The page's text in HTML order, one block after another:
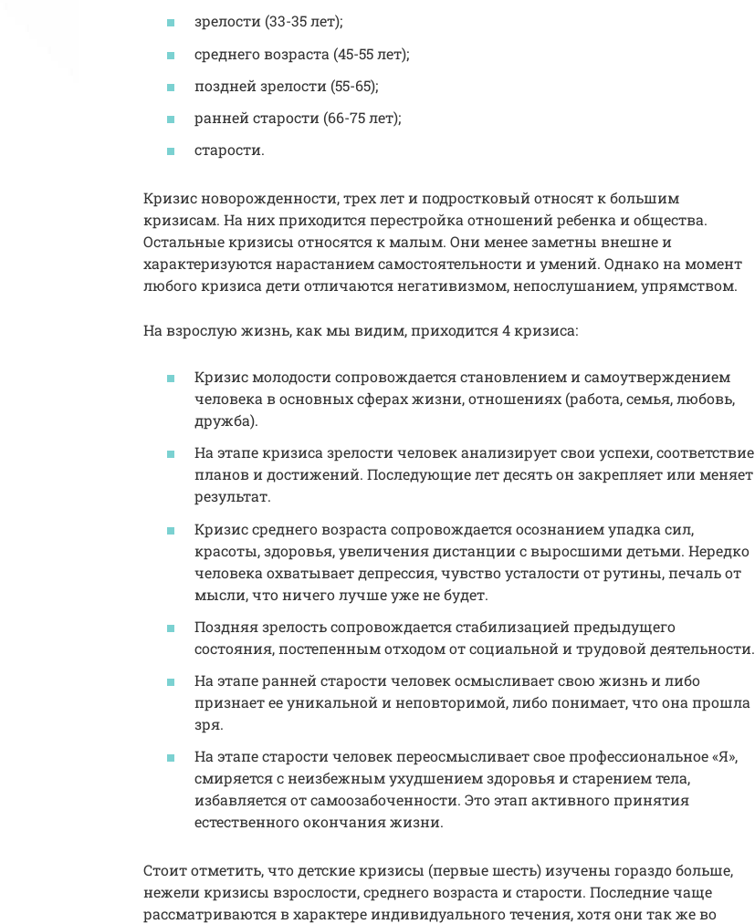
зрелости (33-35 лет);
среднего возраста (45-55 лет);
поздней зрелости (55-65);
ранней старости (66-75 лет);
старости.
Кризис новорожденности, трех лет и подростковый относят к большим
кризисам. На них приходится перестройка отношений ребенка и общества.
Остальные кризисы относятся к малым. Они менее заметны внешне и
характеризуются нарастанием самостоятельности и умений. Однако на момент
любого кризиса дети отличаются негативизмом, непослушанием, упрямством.
На взрослую жизнь, как мы видим, приходится 4 кризиса:
Кризис молодости сопровождается становлением и самоутверждением
человека в основных сферах жизни, отношениях (работа, семья, любовь,
дружба).
На этапе кризиса зрелости человек анализирует свои успехи, соответствие
планов и достижений. Последующие лет десять он закрепляет или меняет
результат.
Кризис среднего возраста сопровождается осознанием упадка сил,
красоты, здоровья, увеличения дистанции с выросшими детьми. Нередко
человека охватывает депрессия, чувство усталости от рутины, печаль от
мысли, что ничего лучше уже не будет.
Поздняя зрелость сопровождается стабилизацией предыдущего
состояния, постепенным отходом от социальной и трудовой деятельности.
На этапе ранней старости человек осмысливает свою жизнь и либо
признает ее уникальной и неповторимой, либо понимает, что она прошла
зря.
На этапе старости человек переосмысливает свое профессиональное «Я»,
смиряется с неизбежным ухудшением здоровья и старением тела,
избавляется от самоозабоченности. Это этап активного принятия
естественного окончания жизни.
Стоит отметить, что детские кризисы (первые шесть) изучены гораздо больше,
нежели кризисы взрослости, среднего возраста и старости. Последние чаще
рассматриваются в характере индивидуального течения, хотя они так же во